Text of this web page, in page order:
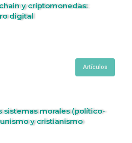
y criptomonedas:
digital
Artículos
sistemas morales (político-
y cristianismo